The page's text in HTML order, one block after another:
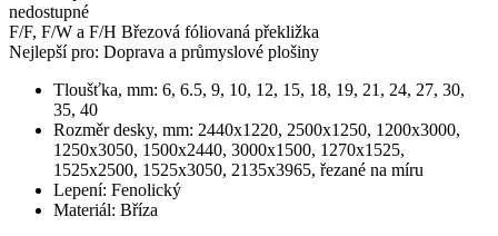
nedostupné
F/F, F/W a F/H Březová fóliovaná překližka
Nejlepší pro: Doprava a průmyslové plošiny
Tloušťka, mm: 6, 6.5, 9, 10, 12, 15, 18, 19, 21, 24, 27, 30,
35, 40
Rozměr desky, mm: 2440х1220, 2500х1250, 1200х3000,
1250х3050, 1500х2440, 3000х1500, 1270x1525,
1525х2500, 1525х3050, 2135х3965, řezané na míru
Lepení: Fenolický
Materiál: Bříza